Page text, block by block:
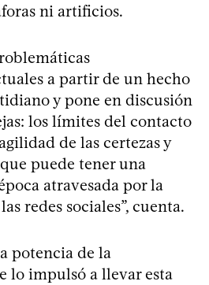
ni artificios.
a partir de un hecho
y pone en discusión
los límites del contacto
de las certezas y
puede tener una
atravesada por la
redes sociales”, cuenta.
potencia de la
lo impulsó a llevar esta